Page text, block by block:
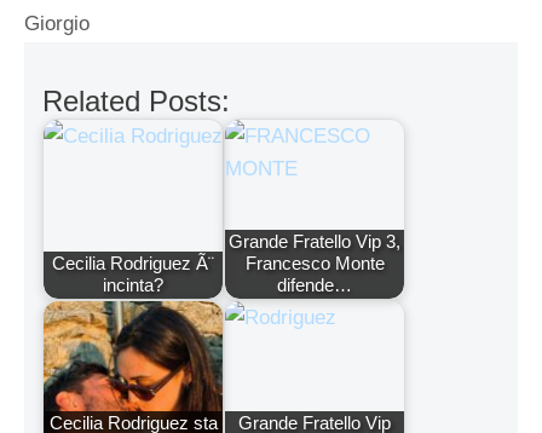
Giorgio
Related Posts:
Cecilia Rodriguez Ã¨
incinta?
Grande Fratello Vip 3,
Francesco Monte
difende…
Cecilia Rodriguez sta
Grande Fratello Vip